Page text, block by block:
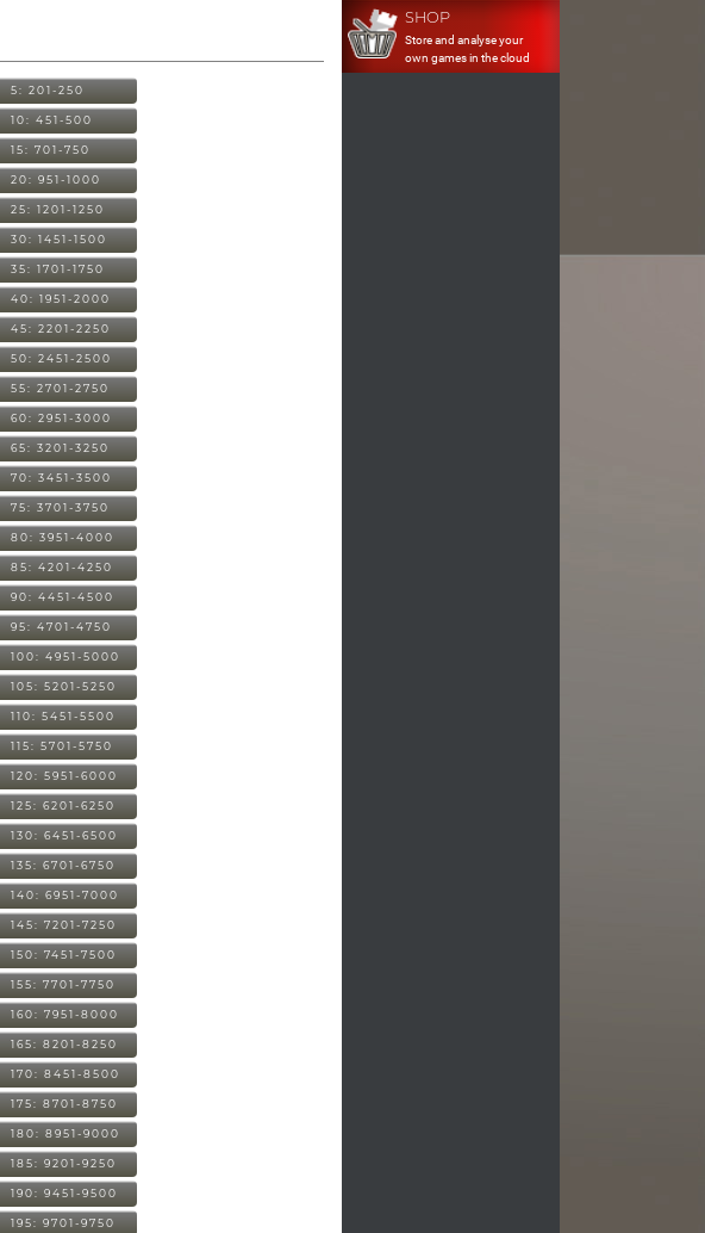
5: 201-250
10: 451-500
15: 701-750
20: 951-1000
25: 1201-1250
30: 1451-1500
35: 1701-1750
40: 1951-2000
45: 2201-2250
50: 2451-2500
55: 2701-2750
60: 2951-3000
65: 3201-3250
70: 3451-3500
75: 3701-3750
80: 3951-4000
85: 4201-4250
90: 4451-4500
95: 4701-4750
100: 4951-5000
105: 5201-5250
110: 5451-5500
115: 5701-5750
120: 5951-6000
125: 6201-6250
130: 6451-6500
135: 6701-6750
140: 6951-7000
145: 7201-7250
150: 7451-7500
155: 7701-7750
160: 7951-8000
165: 8201-8250
170: 8451-8500
175: 8701-8750
180: 8951-9000
185: 9201-9250
190: 9451-9500
195: 9701-9750
SHOP
Store and analyse your
own games in the cloud